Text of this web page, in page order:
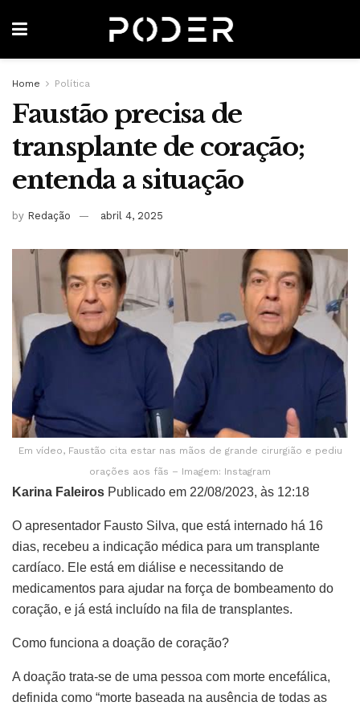
Home Política
Faustão precisa de
transplante de coração;
entenda a situação
by Redação abril 4, 2025
Em vídeo, Faustão cita estar nas mãos de grande cirurgião e pediu
orações aos fãs – Imagem: Instagram
Karina Faleiros Publicado em 22/08/2023, às 12:18
O apresentador Fausto Silva, que está internado há 16
dias, recebeu a indicação médica para um transplante
cardíaco. Ele está em diálise e necessitando de
medicamentos para ajudar na força de bombeamento do
coração, e já está incluído na fila de transplantes.
Como funciona a doação de coração?
A doação trata-se de uma pessoa com morte encefálica,
definida como “morte baseada na ausência de todas as